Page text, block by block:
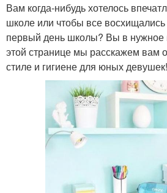
Вам когда-нибудь хотелось
школе или чтобы все
первый день школы? Вы в
этой странице мы расскажем вам
стиле и гигиене для юных девушек!